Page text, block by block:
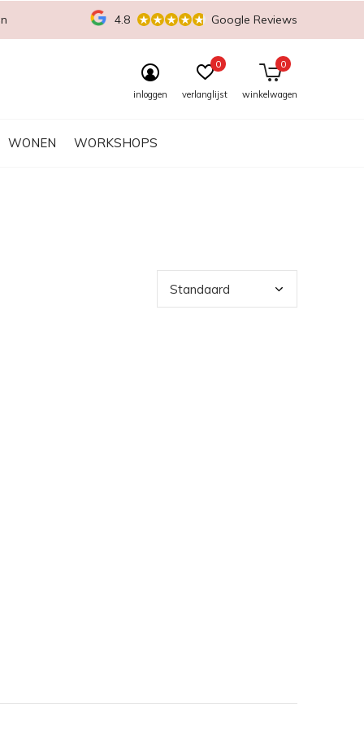
WONEN WORKSHOPS
inloggen verlanglijst
0
winkelwagen
0
4.8 Google Reviews